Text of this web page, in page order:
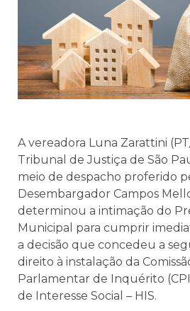
A vereadora Luna Zarattini
Tribunal de Justiça de São
meio de despacho proferido
Desembargador Campos
determinou a intimação do
Municipal para cumprir
a decisão que concedeu a
direito à instalação da
Parlamentar de Inquérito
de Interesse Social – HIS.